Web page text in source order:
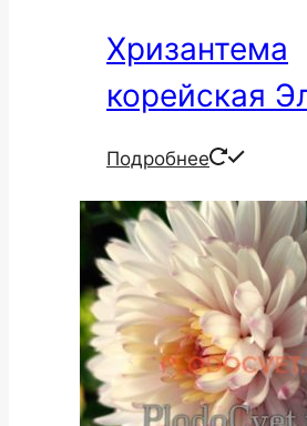
Хризантема
корейская
Подробнее